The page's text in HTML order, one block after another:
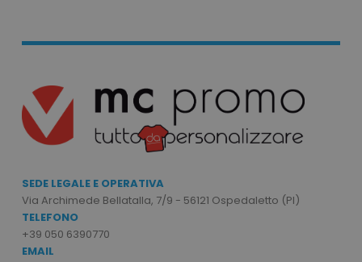
SEDE LEGALE E OPERATIVA
Via Archimede Bellatalla, 7/9 - 56121 Ospedaletto (PI)
TELEFONO
+39 050 6390770
EMAIL
product_data_storage